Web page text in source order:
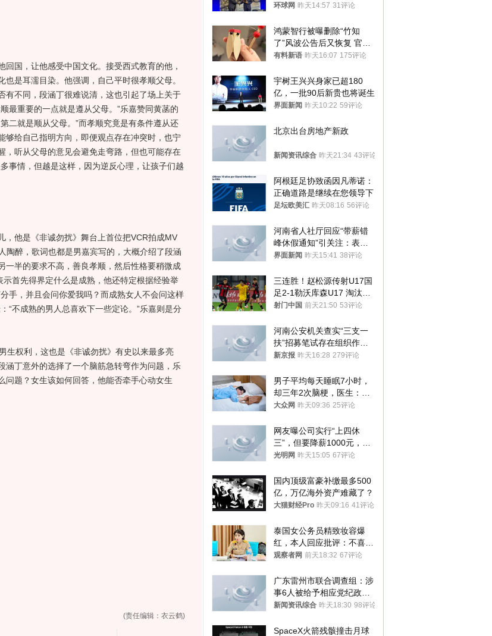
国，让他感受中国文化。接受西式教育的他，
是耳濡目染。他强调，自己平时很孝顺父母。
有不同，段涵丁很难说清，这也引起了场上关于
最重要的一点就是遵从父母。”乐嘉赞同黄菡的
二就是顺从父母。”而孝顺究竟是有条件遵从还
够给自己指明方向，即便观点存在冲突时，也宁
，听从父母的意见会避免走弯路，但也可能存在
事情，但越是这样，因为逆反心理，让孩子们越
他是《非诚勿扰》舞台上首位把VCR拍成MV
陶醉，歌词也都是男嘉宾写的，大概介绍了段涵
一半的要求不高，善良孝顺，然后性格要稍微成
首先得界定什么是成熟，他还特定根据经验举
手，并且会问你爱我吗？而成熟女人不会问这样
“不成熟的男人总喜欢下一些定论。”乐嘉则是分
权利，这也是《非诚勿扰》有史以来最多亮
涵丁意外的选择了一个脑筋急转弯作为问题，乐
问题？女生该如何回答，他能否牵手心动女生
(责任编辑：衣云鹤)
环球网 昨天14:57 31评论
鸿蒙智行被曝删除“竹知
了”风波公告后又恢复 官媒
曾力挺：劝华为要大度的，
有料新语 昨天16:07 175评论
宇树王兴兴身家已超180
亿，一批90后新贵也将诞生
界面新闻 昨天10:22 59评论
北京出台房地产新政
新闻资讯综合 昨天21:34 43评论
阿根廷足协致函因凡蒂诺：
正确道路是继续在您领导下
足坛欧美汇 昨天08:16 56评论
河南省人社厅回应“带薪错
峰休假通知”引关注：表述
不够准确，待修改后印发
界面新闻 昨天15:41 38评论
三连胜！赵松源传射U17国
足2-1勒沃库森U17 淘汰赛
将战河床
射门中国 前天21:50 53评论
河南公安机关查实“三支一
扶”招募笔试存在组织作弊
犯罪行为
新京报 昨天16:28 279评论
男子平均每天睡眠7小时，
却三年2次脑梗，医生：这
样睡觉更伤身
大众网 昨天09:36 25评论
网友曝公司实行“上四休
三”，但要降薪1000元，不
接受只能辞职
光明网 昨天15:05 67评论
国内顶级富豪补缴最多500
亿，万亿海外资产难藏了？
大猫财经Pro 昨天09:16 41评论
泰国女公务员精致妆容爆
红，本人回应批评：不喜欢
就别看
观察者网 前天18:32 67评论
广东雷州市联合调查组：涉
事6人被给予相应党纪政务
处分和组织处理
新闻资讯综合 昨天18:30 98评论
SpaceX火箭残骸撞击月球